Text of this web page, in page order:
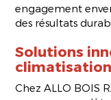
engagement
des résultats
Solutions
climatisation
Chez ALLO BOIS